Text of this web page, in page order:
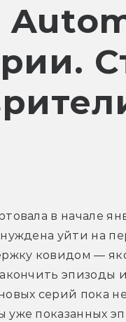
в начале
уйти на
ковидом —
эпизоды
серий пока
уже показанных